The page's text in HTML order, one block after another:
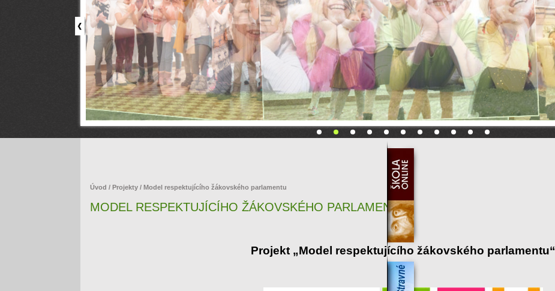
Úvod / Projekty / Model respektujícího žákovského parlamentu
MODEL RESPEKTUJÍCÍHO ŽÁKOVSKÉHO PARLAMENTU
Projekt „Model respektujícího žákovského parlamentu“